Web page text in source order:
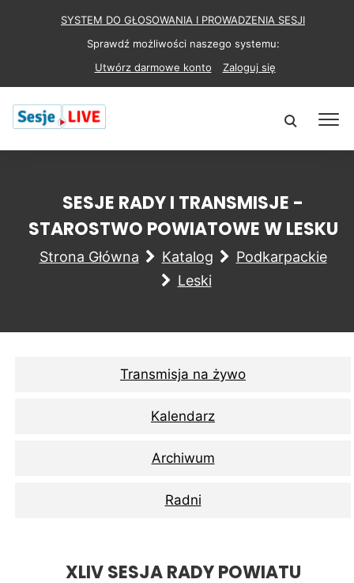
SYSTEM DO GŁOSOWANIA I PROWADZENIA SESJI
Sprawdź możliwości naszego systemu:
Utwórz darmowe konto
Zaloguj się
SESJE RADY I TRANSMISJE -
STAROSTWO POWIATOWE W LESKU
Strona Główna Katalog
Podkarpackie
Leski
Transmisja na żywo
Kalendarz
Archiwum
Radni
XLIV SESJA RADY POWIATU